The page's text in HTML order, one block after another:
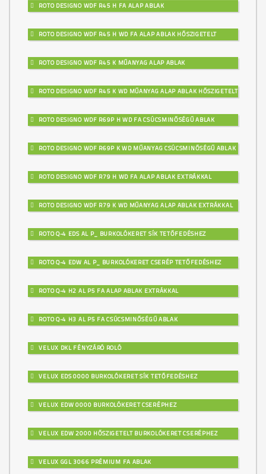
ROTO DESIGNO WDF R45 H FA ALAP ABLAK
ROTO DESIGNO WDF R45 H WD FA ALAP ABLAK HŐSZIGETELT
ROTO DESIGNO WDF R45 K MŰANYAG ALAP ABLAK
ROTO DESIGNO WDF R45 K WD MŰANYAG ALAP ABLAK HŐSZIGETELT
ROTO DESIGNO WDF R69P H WD FA CSÚCSMINŐSÉGŰ ABLAK
ROTO DESIGNO WDF R69P K WD MŰANYAG CSÚCSMINŐSÉGŰ ABLAK
ROTO DESIGNO WDF R79 H WD FA ALAP ABLAK EXTRÁKKAL
ROTO DESIGNO WDF R79 K WD MŰANYAG ALAP ABLAK EXTRÁKKAL
ROTO Q-4 EDS AL P_ BURKOLÓKERET SÍK TETŐFEDÉSHEZ
ROTO Q-4 EDW AL P_ BURKOLÓKERET CSERÉP TETŐFEDÉSHEZ
ROTO Q-4 H2 AL P5 FA ALAP ABLAK EXTRÁKKAL
ROTO Q-4 H3 AL P5 FA CSÚCSMINŐSÉGŰ ABLAK
VELUX DKL FÉNYZÁRÓ ROLÓ
VELUX EDS 0000 BURKOLÓKERET SÍK TETŐFEDÉSHEZ
VELUX EDW 0000 BURKOLÓKERET CSERÉPHEZ
VELUX EDW 2000 HŐSZIGETELT BURKOLÓKERET CSERÉPHEZ
VELUX GGL 3066 PRÉMIUM FA ABLAK